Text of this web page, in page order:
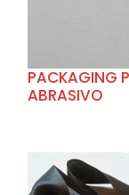
PACKAGING
ABRASIVO